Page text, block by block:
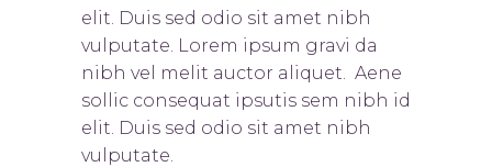
elit. Duis sed odio sit amet nibh
vulputate. Lorem ipsum gravi da
nibh vel melit auctor aliquet. Aene
sollic consequat ipsutis sem nibh id
elit. Duis sed odio sit amet nibh
vulputate.